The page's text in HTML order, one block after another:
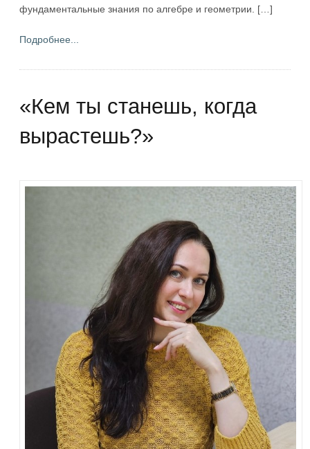
фундаментальные знания по алгебре и геометрии. […]
Подробнее...
«Кем ты станешь, когда
вырастешь?»